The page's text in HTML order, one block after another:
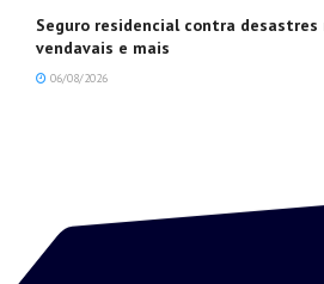
Seguro residencial contra
vendavais e mais
06/08/2026